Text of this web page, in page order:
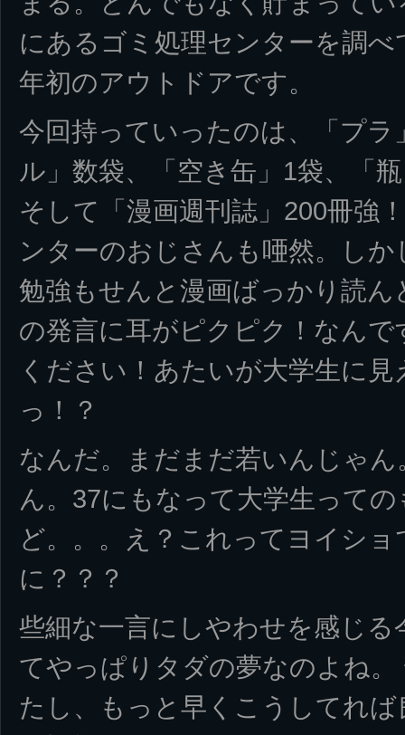
にあるゴミ処理センターを調
年初のアウトドアです。
今回持っていったのは、「プ
ル」数袋、「空き缶」1袋、「
そして「漫画週刊誌」200冊強
ンターのおじさんも唖然。し
勉強もせんと漫画ばっかり読
の発言に耳がピクピク！なん
ください！あたいが大学生に
っ！？
なんだ。まだまだ若いんじゃ
ん。37にもなって大学生って
ど。。。え？これってヨイシ
に？？？
些細な一言にしやわせを感じ
てやっぱりタダの夢なのよね
たし、もっと早くこうしてれ